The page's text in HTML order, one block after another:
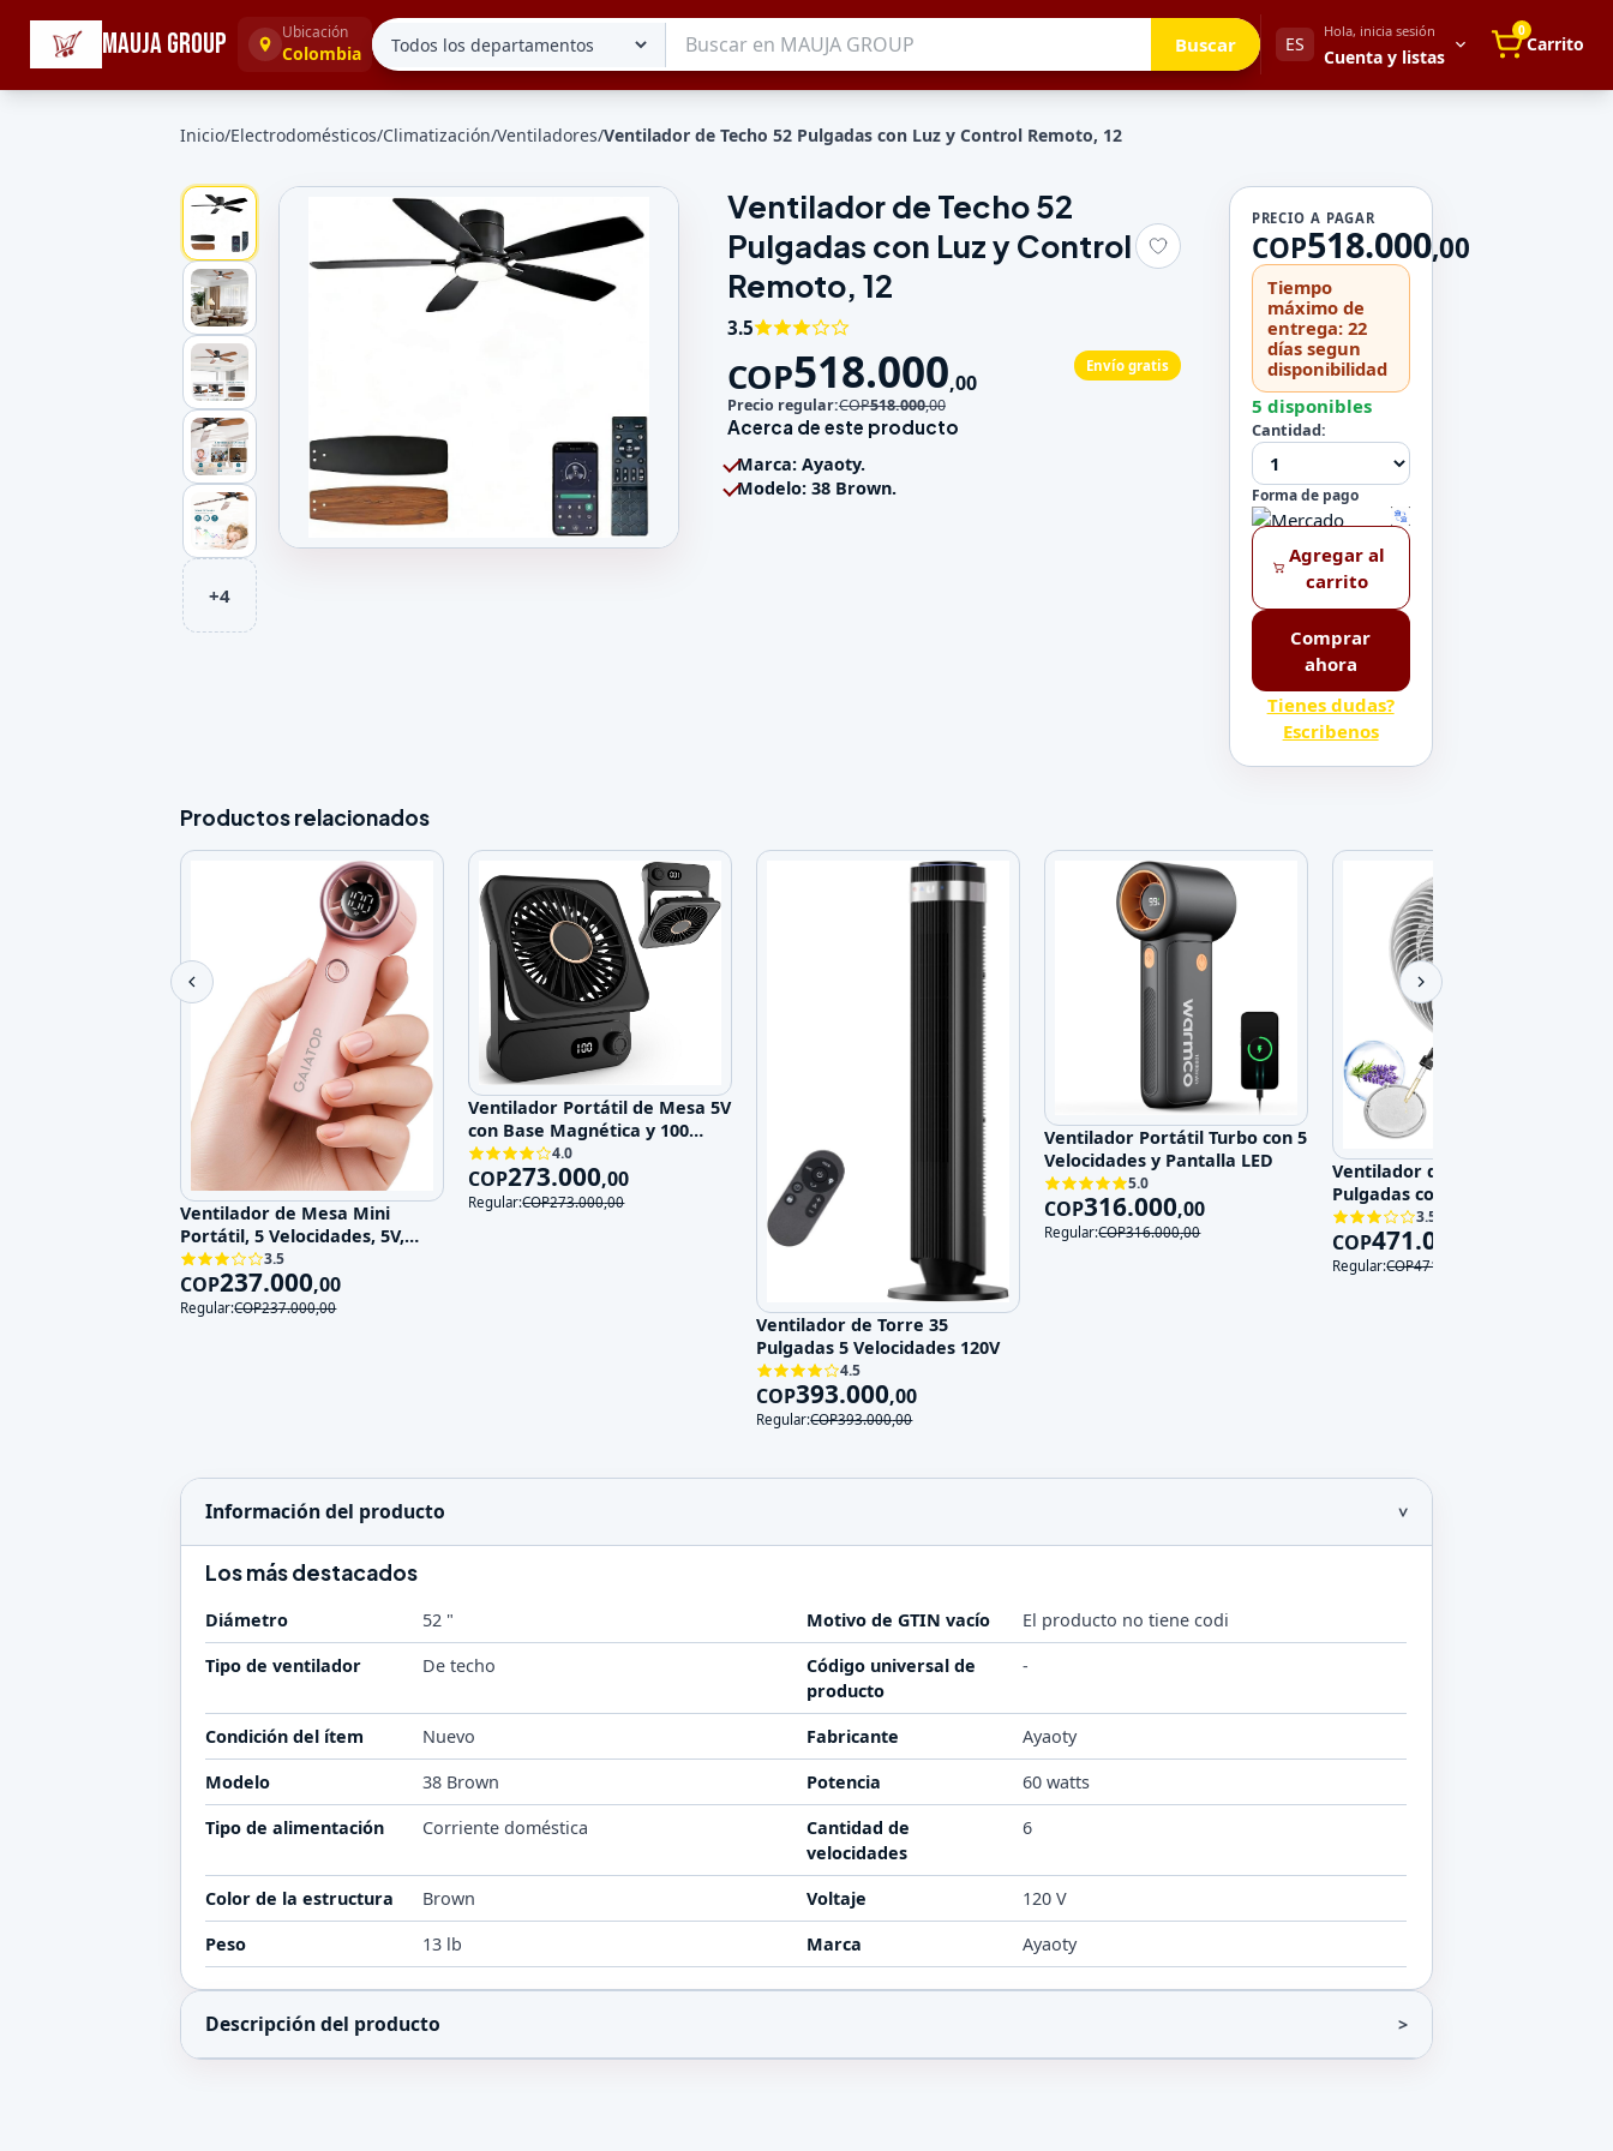
MAUJA GROUP Ubicación
Colombia Buscar ES
Hola, inicia sesión
Cuenta y listas
Tu lista
Favoritos
Guardados para después
Mis direcciones
Mis pedidos
Métodos de pago
Mi perfil
Configuración
0
Carrito
☰ Categorías
Inicio/Electrodomésticos/Climatización/Ventiladores/Ventilador de Techo 52 Pulgadas con Luz y Control Remoto, 12
+4
Ventilador de Techo 52
Pulgadas con Luz y Control
Remoto, 12
3.5
COP518.000,00
Envío gratis
Precio regular:COP518.000,00
Acerca de este producto
Marca: Ayaoty.
Modelo: 38 Brown.
PRECIO A PAGAR
COP518.000,00
Tiempo
máximo de
entrega: 22
días segun
disponibilidad
5 disponibles
Cantidad:
Forma de pago
Agregar al
carrito
Comprar
ahora
Tienes dudas?
Escribenos
Productos relacionados
Ventilador de Mesa Mini
Portátil, 5 Velocidades, 5V,
Recargable
3.5
COP237.000,00
Regular:COP237.000,00
Ventilador Portátil de Mesa 5V
con Base Magnética y 100
Velocidades
4.0
COP273.000,00
Regular:COP273.000,00
Ventilador de Torre 35
Pulgadas 5 Velocidades 120V
4.5
COP393.000,00
Regular:COP393.000,00
Ventilador Portátil Turbo con 5
Velocidades y Pantalla LED
5.0
COP316.000,00
Regular:COP316.000,00
Ventilador de Pared 14
Pulgadas con Control Remoto,
3 Velocidades y 3 Modos, 120V
3.5
COP471.000
Regular:COP471.000
Información del producto
Los más destacados
Diámetro 52 " Motivo de GTIN vacío
El producto no tiene codi
Tipo de ventilador
De techo
Código universal de
producto
-
Condición del ítem Nuevo Fabricante
Ayaoty
Modelo
38 Brown Potencia
60 watts
Tipo de alimentación
Corriente doméstica
Cantidad de
velocidades
6
Color de la estructura Brown Voltaje
120 V
Peso
13 lb Marca Ayaoty
Descripción del producto